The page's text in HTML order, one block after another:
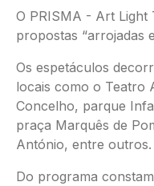
O PRISMA - Art Light
propostas “arrojadas
Os espetáculos
locais como o Teatro
Concelho, parque
praça Marquês de
António, entre outros.
Do programa